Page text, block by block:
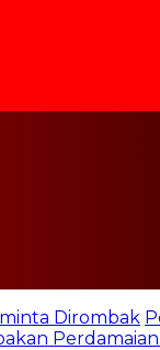
Dirombak